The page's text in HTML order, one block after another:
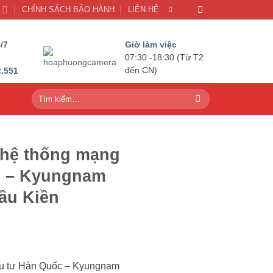
CHÍNH SÁCH BẢO HÀNH LIÊN HỆ
7 Giờ làm việc
07:30 -18:30 (Từ T2
đến CN)
Tìm
kiếm:
thống mạng
Kyungnam
Kiền
tư Hàn Quốc – Kyungnam